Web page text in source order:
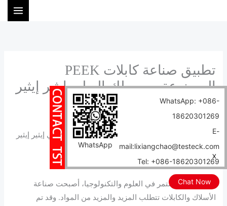
WhatsApp: +086-
18620301269
E-
mail:lixiangchao@testeck.com
Tel: +086-18620301269
Chat Now
WhatsApp
X
تطبيق صناعة كابلات PEEK
المصنوعة من سلك البولي إيثير إيثير
كيتون
الرئيسية
المدونة
تطبيق صناعة كابلات PEEK المصنوعة من سلك البولي إيثير إيثير
كيتون
Author: tstcables/2025-01-08
مع التقدم المستمر في العلوم والتكنولوجيا، أصبحت صناعة
الأسلاك والكابلات تتطلب المزيد والمزيد من المواد. وقد تم